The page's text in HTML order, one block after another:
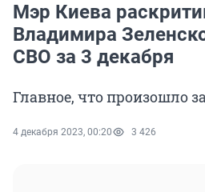
Мэр Киева
Владимира
СВО за 3 декабря
Главное, что произошло
4 декабря 2023, 00:20 3 426